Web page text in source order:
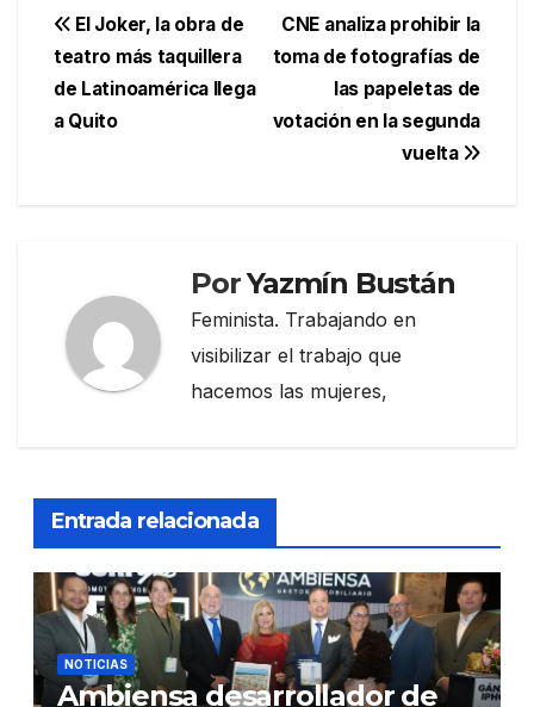
Navegación
de
entradas
CNE analiza prohibir la
toma de fotografías de
las papeletas de
votación en la segunda
vuelta
El Joker, la obra de
teatro más taquillera
de Latinoamérica llega
a Quito
PorYazmín Bustán
Feminista. Trabajando en
visibilizar el trabajo que
hacemos las mujeres,
Entrada relacionada
NOTICIAS
Ambiensa desarrollador de